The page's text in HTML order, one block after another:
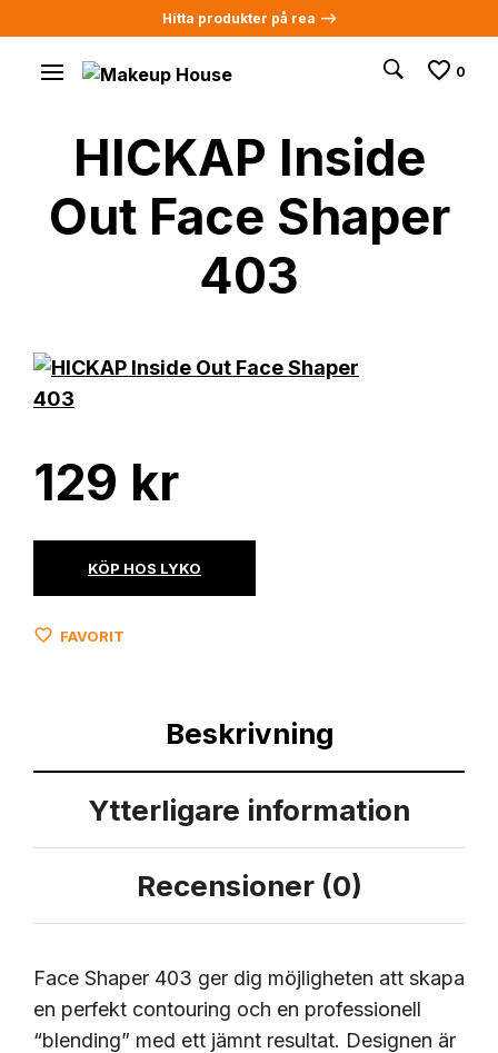
Hitta produkter på rea -->
0
HICKAP Inside
Out Face Shaper
403
129 kr
KÖP HOS LYKO
FAVORIT
Beskrivning
Ytterligare information
Recensioner (0)
Face Shaper 403 ger dig möjligheten att skapa
en perfekt contouring och en professionell
“blending” med ett jämnt resultat. Designen är